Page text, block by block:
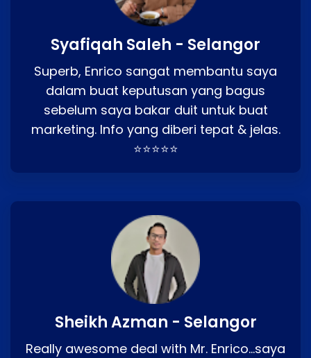
Syafiqah Saleh - Selangor
Superb, Enrico sangat membantu saya
dalam buat keputusan yang bagus
sebelum saya bakar duit untuk buat
marketing. Info yang diberi tepat & jelas.
⭐⭐⭐⭐⭐
Sheikh Azman - Selangor
Really awesome deal with Mr. Enrico…saya